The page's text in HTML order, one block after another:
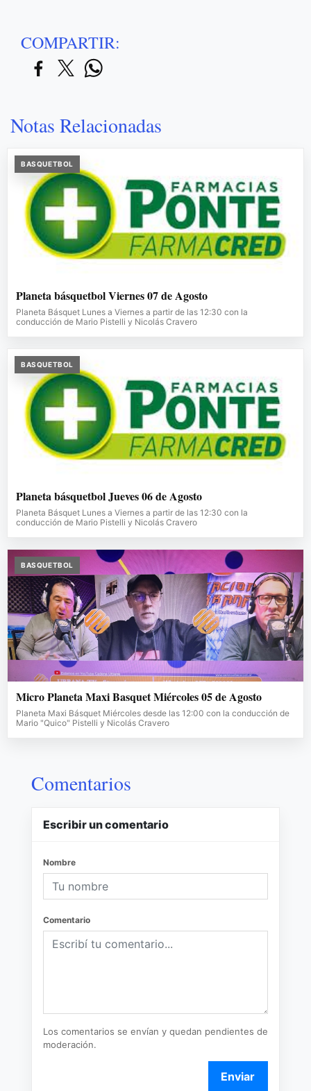
COMPARTIR:
Notas Relacionadas
BASQUETBOL
Planeta básquetbol Viernes 07 de Agosto
Planeta Básquet Lunes a Viernes a partir de las 12:30 con la
conducción de Mario Pistelli y Nicolás Cravero
BASQUETBOL
Planeta básquetbol Jueves 06 de Agosto
Planeta Básquet Lunes a Viernes a partir de las 12:30 con la
conducción de Mario Pistelli y Nicolás Cravero
BASQUETBOL
Micro Planeta Maxi Basquet Miércoles 05 de Agosto
Planeta Maxi Básquet Miércoles desde las 12:00 con la conducción de
Mario "Quico" Pistelli y Nicolás Cravero
Comentarios
Escribir un comentario
Nombre
Comentario
Los comentarios se envían y quedan pendientes de
moderación.
Enviar